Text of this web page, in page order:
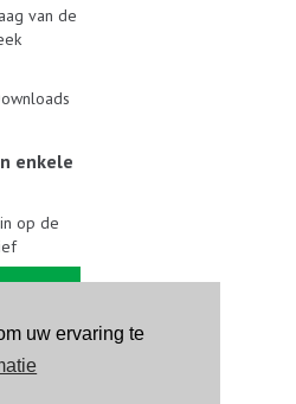
uw ervaring te
van de
enkele
op de
sociale media